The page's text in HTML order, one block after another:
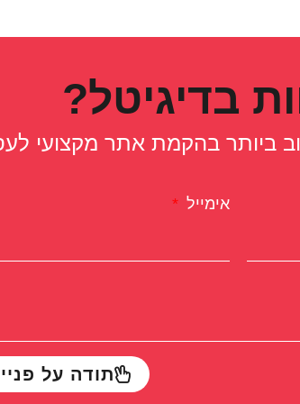
בדיגיטל?
ביותר בהקמת אתר מקצועי
אימייל
תודה על